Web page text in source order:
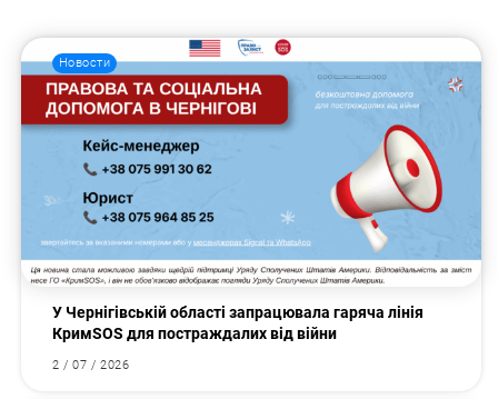
Новости
У Чернігівській області запрацювала гаряча лінія
КримSOS для постраждалих від війни
2 / 07 / 2026